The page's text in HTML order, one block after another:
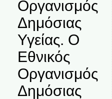
Οργανισμός
Δημόσιας
Υγείας. Ο
Εθνικός
Οργανισμός
Δημόσιας